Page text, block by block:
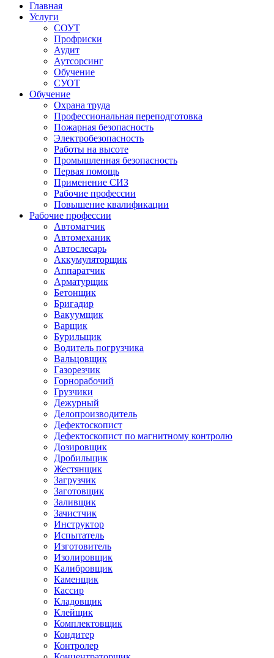
Главная
Услуги
СОУТ
Профриски
Аудит
Аутсорсинг
Обучение
СУОТ
Обучение
Охрана труда
Профессиональная переподготовка
Пожарная безопасность
Электробезопасность
Работы на высоте
Промышленная безопасность
Первая помощь
Применение СИЗ
Рабочие профессии
Повышение квалификации
Рабочие профессии
Автоматчик
Автомеханик
Автослесарь
Аккумуляторщик
Аппаратчик
Арматурщик
Бетонщик
Бригадир
Вакуумщик
Варщик
Бурильщик
Водитель погрузчика
Вальцовщик
Газорезчик
Горнорабочий
Грузчики
Дежурный
Делопроизводитель
Дефектоскопист
Дефектоскопист по магнитному контролю
Дозировщик
Дробильщик
Жестянщик
Загрузчик
Заготовщик
Заливщик
Зачистчик
Инструктор
Испытатель
Изготовитель
Изолировщик
Калибровщик
Каменщик
Кассир
Кладовщик
Клейщик
Комплектовщик
Кондитер
Контролер